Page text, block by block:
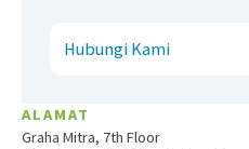
Hubungi Kami
ALAMAT
Graha Mitra, 7th Floor